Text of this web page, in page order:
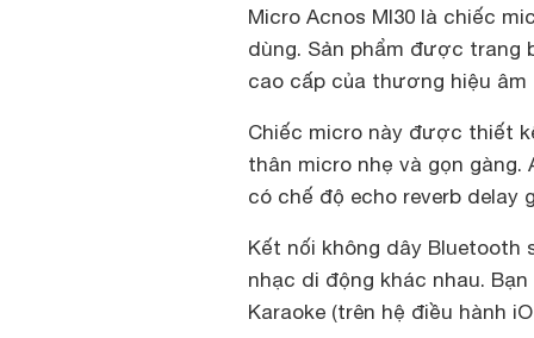
Micro Acnos MI30 là chiếc
dùng. Sản phẩm được trang
cao cấp của thương hiệu
Chiếc micro này được thiết
thân micro nhẹ và gọn gàng.
có chế độ echo reverb delay
Kết nối không dây
nhạc di động khác nhau.
Karaoke (trên hệ điều hành